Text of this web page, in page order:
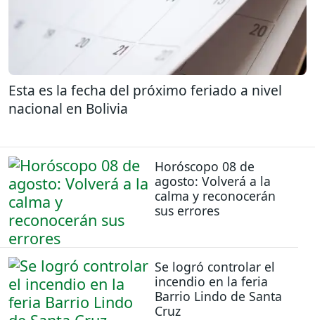
Esta es la fecha del próximo feriado a nivel
nacional en Bolivia
Horóscopo 08 de
agosto: Volverá a la
calma y reconocerán
sus errores
Se logró controlar el
incendio en la feria
Barrio Lindo de Santa
Cruz